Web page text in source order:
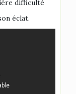
difficulté
éclat.